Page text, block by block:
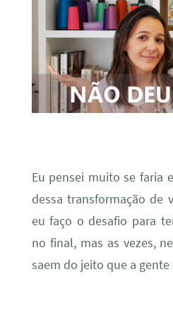
Eu pensei muito se faria
dessa transformação de
eu faço o desafio para
no final, mas as vezes,
saem do jeito que a gente